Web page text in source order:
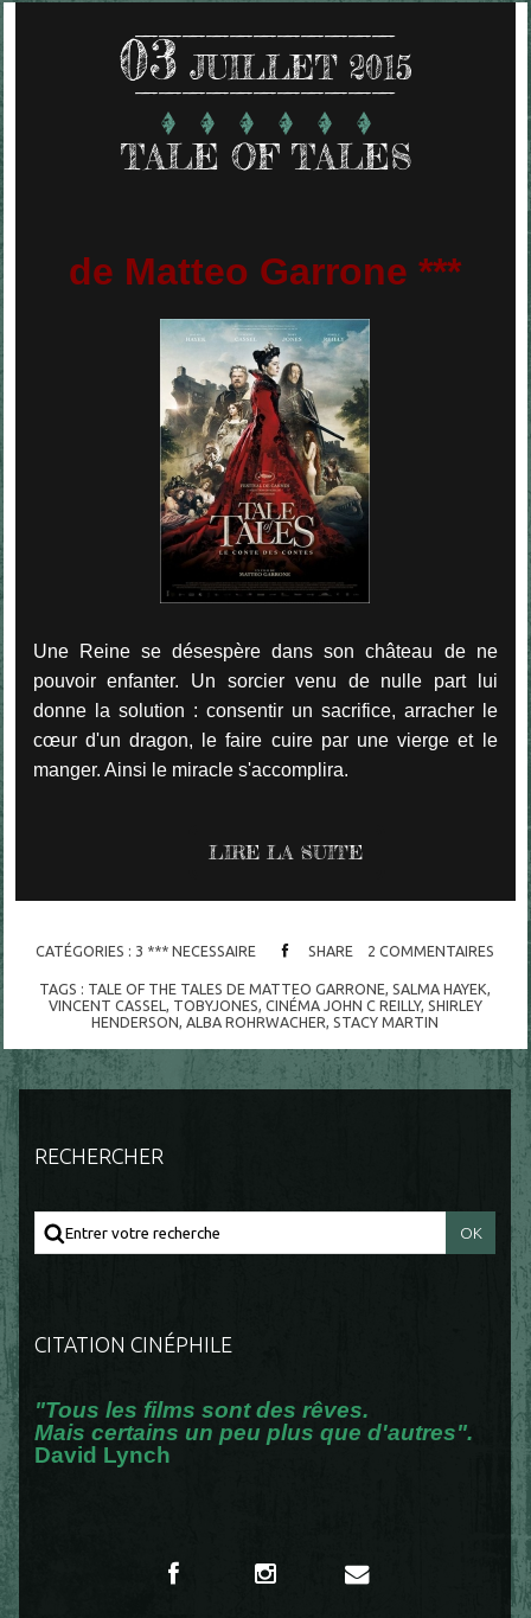
03 JUILLET 2015
TALE OF TALES
de Matteo Garrone ***
Une Reine se désespère dans son château de ne
pouvoir enfanter. Un sorcier venu de nulle part lui
donne la solution : consentir un sacrifice, arracher le
cœur d'un dragon, le faire cuire par une vierge et le
manger. Ainsi le miracle s'accomplira.
LIRE LA SUITE
CATÉGORIES : 3 *** NECESSAIRE SHARE 2 COMMENTAIRES
TAGS : TALE OF THE TALES DE MATTEO GARRONE,SALMA HAYEK,
VINCENT CASSEL , TOBYJONES, CINÉMA JOHN C REILLY, SHIRLEY
HENDERSON,ALBA ROHRWACHER,STACY MARTIN
RECHERCHER
CITATION CINÉPHILE
"Tous les films sont des rêves.
Mais certains un peu plus que d'autres".
David Lynch